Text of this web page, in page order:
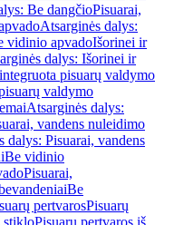
Be dangčioPisuarai,
Atsarginės dalys:
vidinio apvadoIšorinei ir
dalys: Išorinei ir
pisuarų valdymo
valdymo
Atsarginės dalys:
vandens nuleidimo
dalys: Pisuarai, vandens
Be vidinio
Pisuarai,
Be
pertvarosPisuarų
stikloPisuarų pertvaros iš